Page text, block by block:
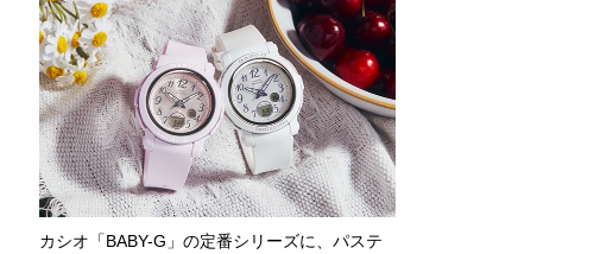
カシオ「BABY-G」の定番シリーズに、パステ